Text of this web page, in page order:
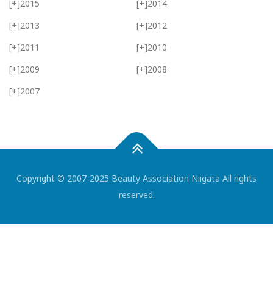
[+]2015 [+]2014
[+]2013 [+]2012
[+]2011 [+]2010
[+]2009 [+]2008
[+]2007
Copyright © 2007-2025 Beauty Association Niigata All rights
reserved.